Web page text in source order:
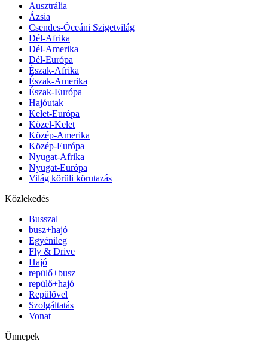
Ausztrália
Ázsia
Csendes-Óceáni Szigetvilág
Dél-Afrika
Dél-Amerika
Dél-Európa
Észak-Afrika
Észak-Amerika
Észak-Európa
Hajóutak
Kelet-Európa
Közel-Kelet
Közép-Amerika
Közép-Európa
Nyugat-Afrika
Nyugat-Európa
Világ körüli körutazás
Közlekedés
Busszal
busz+hajó
Egyénileg
Fly & Drive
Hajó
repülő+busz
repülő+hajó
Repülővel
Szolgáltatás
Vonat
Ünnepek